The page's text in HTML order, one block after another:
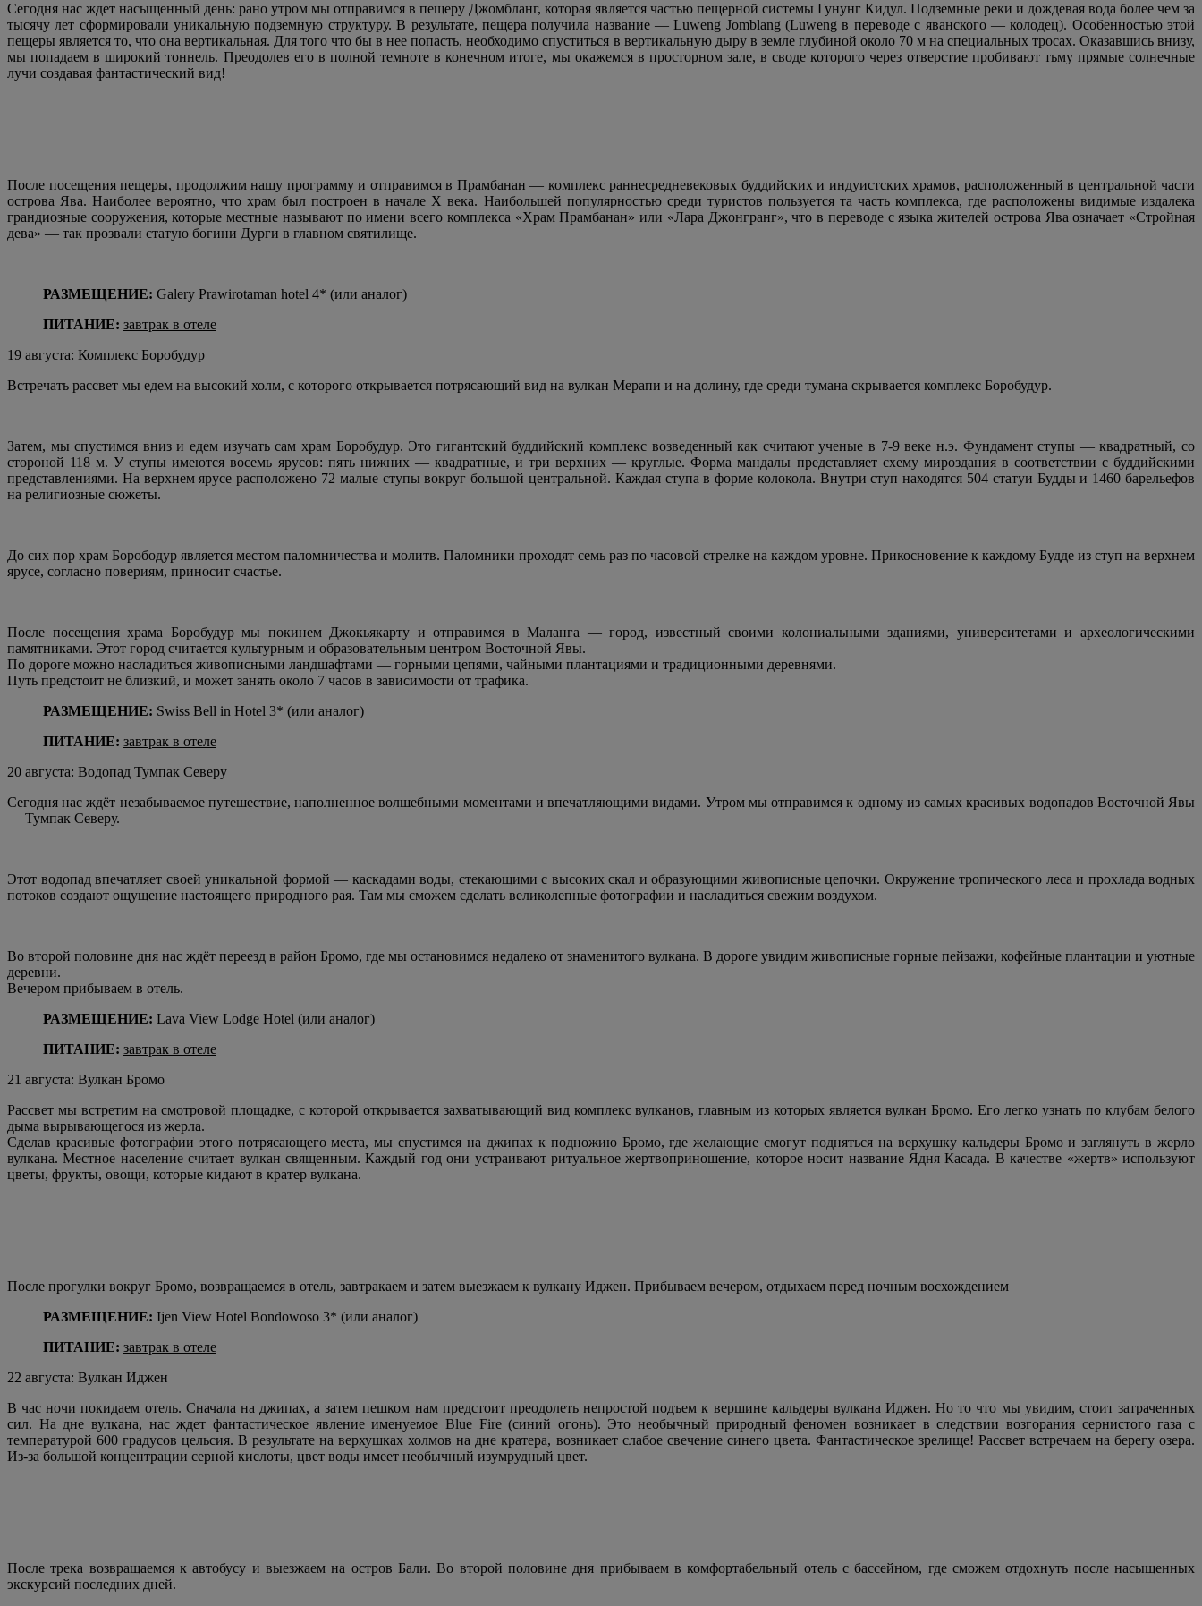
Сегодня нас ждет насыщенный день: рано утром мы отправимся в пещеру Джомбланг, которая является частью пещерной системы Гунунг Кидул. Подземные реки и дождевая вода более чем за
тысячу лет сформировали уникальную подземную структуру. В результате, пещера получила название — Luweng Jomblang (Luweng в переводе с яванского — колодец). Особенностью этой
пещеры является то, что она вертикальная. Для того что бы в нее попасть, необходимо спуститься в вертикальную дыру в земле глубиной около 70 м на специальных тросах. Оказавшись внизу,
мы попадаем в широкий тоннель. Преодолев его в полной темноте в конечном итоге, мы окажемся в просторном зале, в своде которого через отверстие пробивают тьму прямые солнечные
лучи создавая фантастический вид!
После посещения пещеры, продолжим нашу программу и отправимся в Прамбанан — комплекс раннесредневековых буддийских и индуистских храмов, расположенный в центральной части
острова Ява. Наиболее вероятно, что храм был построен в начале X века. Наибольшей популярностью среди туристов пользуется та часть комплекса, где расположены видимые издалека
грандиозные сооружения, которые местные называют по имени всего комплекса «Храм Прамбанан» или «Лара Джонгранг», что в переводе с языка жителей острова Ява означает «Стройная
дева» — так прозвали статую богини Дурги в главном святилище.
РАЗМЕЩЕНИЕ: Galery Prawirotaman hotel 4* (или аналог)
ПИТАНИЕ: завтрак в отеле
19 августа: Комплекс Боробудур
Встречать рассвет мы едем на высокий холм, с которого открывается потрясающий вид на вулкан Мерапи и на долину, где среди тумана скрывается комплекс Боробудур.
Затем, мы спустимся вниз и едем изучать сам храм Боробудур. Это гигантский буддийский комплекс возведенный как считают ученые в 7-9 веке н.э. Фундамент ступы — квадратный, со
стороной 118 м. У ступы имеются восемь ярусов: пять нижних — квадратные, и три верхних — круглые. Форма мандалы представляет схему мироздания в соответствии с буддийскими
представлениями. На верхнем ярусе расположено 72 малые ступы вокруг большой центральной. Каждая ступа в форме колокола. Внутри ступ находятся 504 статуи Будды и 1460 барельефов
на религиозные сюжеты.
До сих пор храм Борободур является местом паломничества и молитв. Паломники проходят семь раз по часовой стрелке на каждом уровне. Прикосновение к каждому Будде из ступ на верхнем
ярусе, согласно повериям, приносит счастье.
После посещения храма Боробудур мы покинем Джокьякарту и отправимся в Маланга — город, известный своими колониальными зданиями, университетами и археологическими
памятниками. Этот город считается культурным и образовательным центром Восточной Явы.
По дороге можно насладиться живописными ландшафтами — горными цепями, чайными плантациями и традиционными деревнями.
Путь предстоит не близкий, и может занять около 7 часов в зависимости от трафика.
РАЗМЕЩЕНИЕ: Swiss Bell in Hotel 3* (или аналог)
ПИТАНИЕ: завтрак в отеле
20 августа: Водопад Тумпак Северу
Сегодня нас ждёт незабываемое путешествие, наполненное волшебными моментами и впечатляющими видами. Утром мы отправимся к одному из самых красивых водопадов Восточной Явы
— Тумпак Северу.
Этот водопад впечатляет своей уникальной формой — каскадами воды, стекающими с высоких скал и образующими живописные цепочки. Окружение тропического леса и прохлада водных
потоков создают ощущение настоящего природного рая. Там мы сможем сделать великолепные фотографии и насладиться свежим воздухом.
Во второй половине дня нас ждёт переезд в район Бромо, где мы остановимся недалеко от знаменитого вулкана. В дороге увидим живописные горные пейзажи, кофейные плантации и уютные
деревни.
Вечером прибываем в отель.
РАЗМЕЩЕНИЕ: Lava View Lodge Hotel (или аналог)
ПИТАНИЕ: завтрак в отеле
21 августа: Вулкан Бромо
Рассвет мы встретим на смотровой площадке, с которой открывается захватывающий вид комплекс вулканов, главным из которых является вулкан Бромо. Его легко узнать по клубам белого
дыма вырывающегося из жерла.
Сделав красивые фотографии этого потрясающего места, мы спустимся на джипах к подножию Бромо, где желающие смогут подняться на верхушку кальдеры Бромо и заглянуть в жерло
вулкана. Местное население считает вулкан священным. Каждый год они устраивают ритуальное жертвоприношение, которое носит название Ядня Касада. В качестве «жертв» используют
цветы, фрукты, овощи, которые кидают в кратер вулкана.
После прогулки вокруг Бромо, возвращаемся в отель, завтракаем и затем выезжаем к вулкану Иджен. Прибываем вечером, отдыхаем перед ночным восхождением
РАЗМЕЩЕНИЕ: Ijen View Hotel Bondowoso 3* (или аналог)
ПИТАНИЕ: завтрак в отеле
22 августа: Вулкан Иджен
В час ночи покидаем отель. Сначала на джипах, а затем пешком нам предстоит преодолеть непростой подъем к вершине кальдеры вулкана Иджен. Но то что мы увидим, стоит затраченных
сил. На дне вулкана, нас ждет фантастическое явление именуемое Blue Fire (синий огонь). Это необычный природный феномен возникает в следствии возгорания сернистого газа с
температурой 600 градусов цельсия. В результате на верхушках холмов на дне кратера, возникает слабое свечение синего цвета. Фантастическое зрелище! Рассвет встречаем на берегу озера.
Из-за большой концентрации серной кислоты, цвет воды имеет необычный изумрудный цвет.
После трека возвращаемся к автобусу и выезжаем на остров Бали. Во второй половине дня прибываем в комфортабельный отель с бассейном, где сможем отдохнуть после насыщенных
экскурсий последних дней.